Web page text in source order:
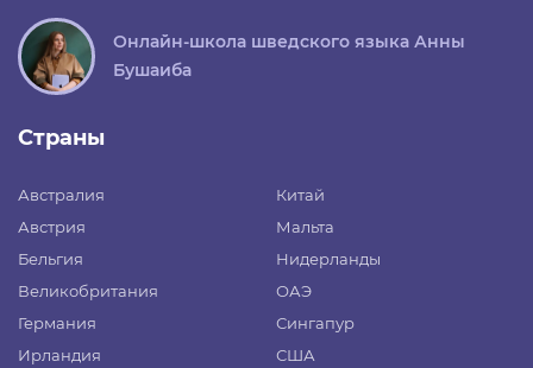
Онлайн-школа шведского языка Анны
Бушаиба
Страны
Австралия
Австрия
Бельгия
Великобритания
Германия
Ирландия
Китай
Мальта
Нидерланды
ОАЭ
Сингапур
США